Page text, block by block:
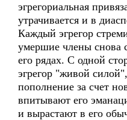
эгрегориальная
утрачивается и в
Каждый эгрегор
умершие члены снова
его рядах. С одной
эгрегор "живой
пополнение за счет
впитывают его
и вырастают в его